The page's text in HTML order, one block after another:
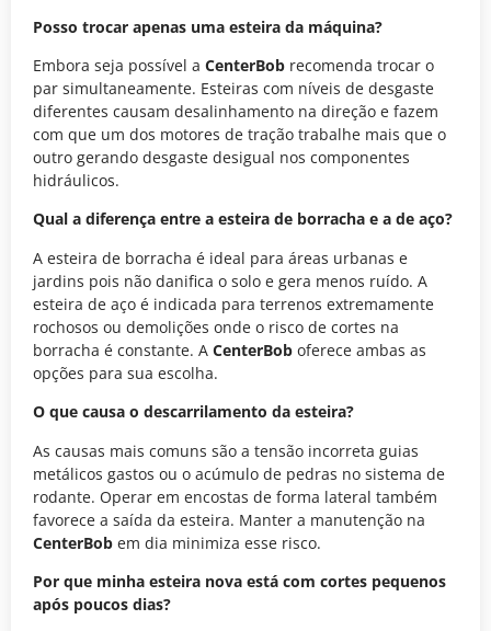
Posso trocar apenas uma esteira da máquina?
Embora seja possível a CenterBob recomenda trocar o
par simultaneamente. Esteiras com níveis de desgaste
diferentes causam desalinhamento na direção e fazem
com que um dos motores de tração trabalhe mais que o
outro gerando desgaste desigual nos componentes
hidráulicos.
Qual a diferença entre a esteira de borracha e a de aço?
A esteira de borracha é ideal para áreas urbanas e
jardins pois não danifica o solo e gera menos ruído. A
esteira de aço é indicada para terrenos extremamente
rochosos ou demolições onde o risco de cortes na
borracha é constante. A CenterBob oferece ambas as
opções para sua escolha.
O que causa o descarrilamento da esteira?
As causas mais comuns são a tensão incorreta guias
metálicos gastos ou o acúmulo de pedras no sistema de
rodante. Operar em encostas de forma lateral também
favorece a saída da esteira. Manter a manutenção na
CenterBob em dia minimiza esse risco.
Por que minha esteira nova está com cortes pequenos
após poucos dias?